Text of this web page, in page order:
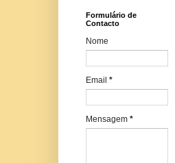
Formulário de
Contacto
Nome
Email *
Mensagem *